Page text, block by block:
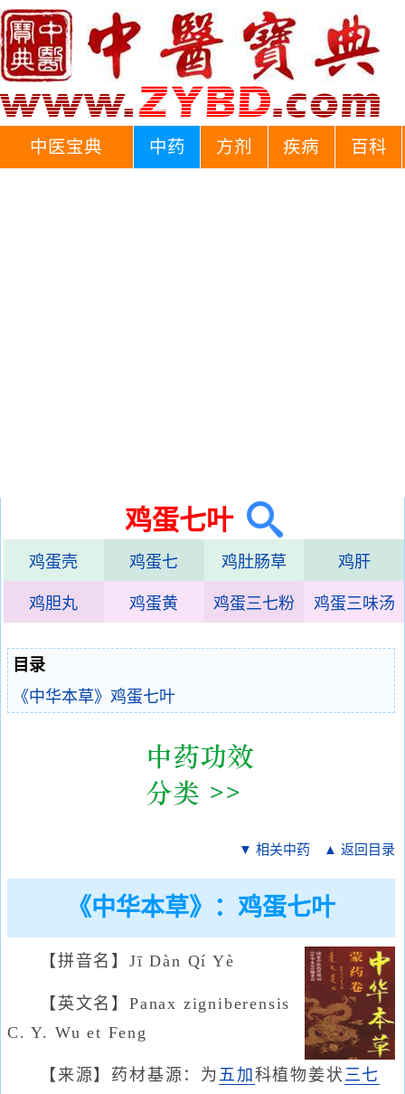
中医宝典 中药 方剂 疾病 百科
鸡蛋七叶
鸡蛋壳 鸡蛋七 鸡肚肠草 鸡肝
鸡胆丸 鸡蛋黄 鸡蛋三七粉 鸡蛋三味汤
目录
《中华本草》鸡蛋七叶
▼ 相关中药 ▲ 返回目录
《中华本草》：鸡蛋七叶
【拼音名】Jī Dàn Qí Yè
【英文名】Panax zigniberensis
C. Y. Wu et Feng
【来源】药材基源：为 五加 科植物姜状 三七